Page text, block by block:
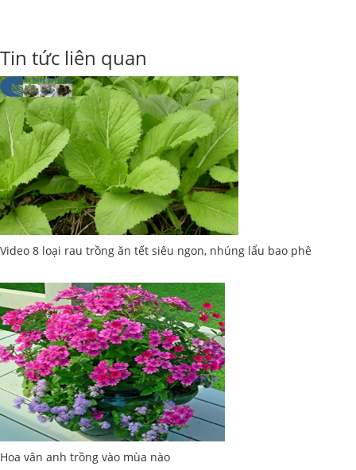
Tin tức liên quan
Video 8 loại rau trồng ăn tết siêu ngon, nhúng lẩu bao phê
Hoa vân anh trồng vào mùa nào